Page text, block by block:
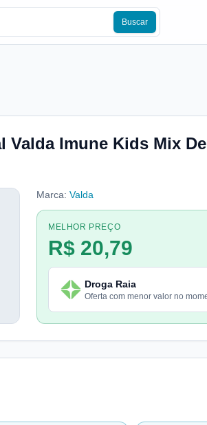
Buscar
Imune Kids Mix
Marca: Valda
MELHOR PREÇO
R$ 20,79
Droga Raia
Oferta com menor valor no